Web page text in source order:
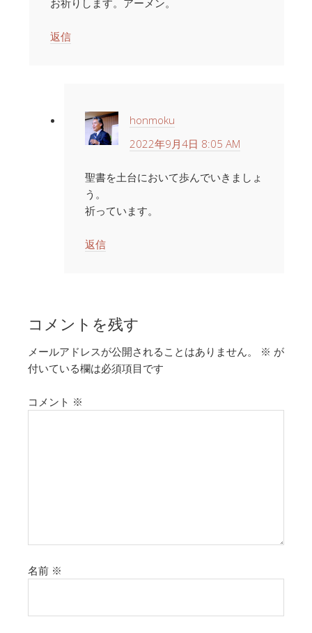
返信
honmoku
2022年9月4日 8:05 AM
聖書を土台において歩んでいきましょ
う。
祈っています。
返信
コメントを残す
メールアドレスが公開されることはありません。 ※ が
付いている欄は必須項目です
コメント ※
名前 ※